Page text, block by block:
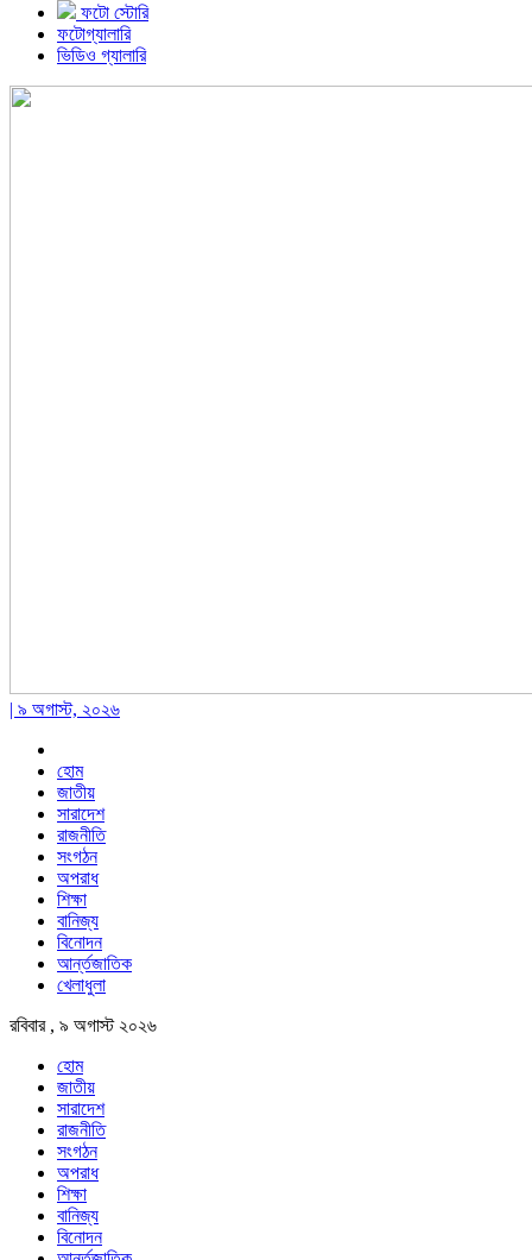
ফটো স্টোরি
ফটোগ্যালারি
ভিডিও গ্যালারি
| ৯ অগাস্ট, ২০২৬
হোম
জাতীয়
সারাদেশ
রাজনীতি
সংগঠন
অপরাধ
শিক্ষা
বানিজ্য
বিনোদন
আর্ন্তজাতিক
খেলাধুলা
রবিবার , ৯ অগাস্ট ২০২৬
হোম
জাতীয়
সারাদেশ
রাজনীতি
সংগঠন
অপরাধ
শিক্ষা
বানিজ্য
বিনোদন